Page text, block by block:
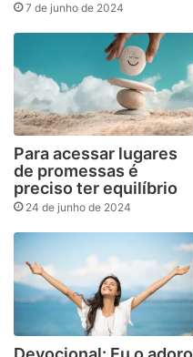
7 de junho de 2024
Para acessar lugares
de promessas é
preciso ter equilíbrio
24 de junho de 2024